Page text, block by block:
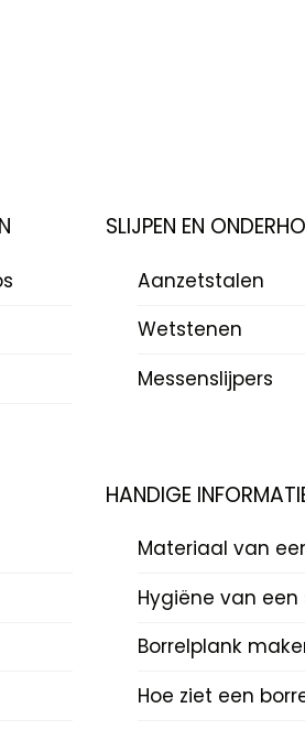
SLIJPEN EN
Aanzetstalen
Wetstenen
Messenslijpers
HANDIGE
Materiaal van
Hygiëne van een
Borrelplank
Hoe ziet een